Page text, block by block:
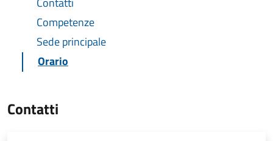
Competenze
Sede principale
Orario
Contatti